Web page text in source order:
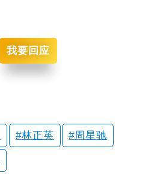
我要回应
林正英 周星驰